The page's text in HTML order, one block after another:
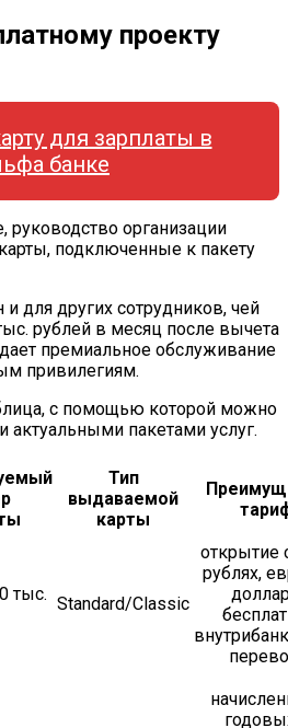
проекту
для зарплаты в
банке
организации
подключенные к пакету
для других сотрудников, чей
рублей в месяц после вычета
премиальное обслуживание
привилегиям.
с помощью которой можно
актуальными пакетами услуг.
Тип
выдаваемой
карты
тыс. Standard/Classic
открытие
рублях,